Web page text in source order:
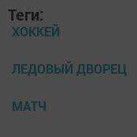
Теги:
ХОККЕЙ
ЛЕДОВЫЙ ДВОРЕЦ
МАТЧ